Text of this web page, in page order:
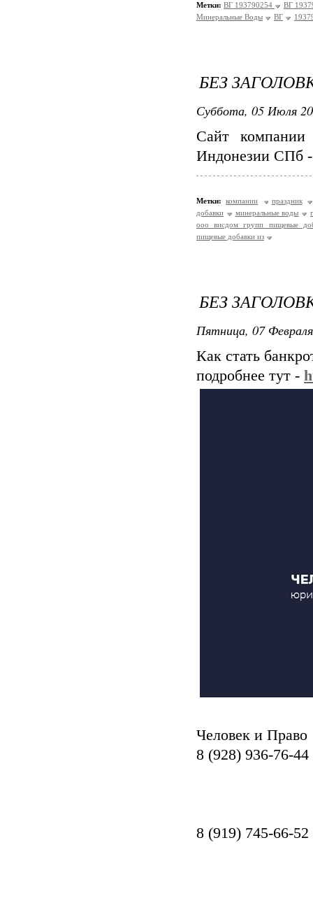
Метки: ВГ 193790254
ВГ
Минеральные Воды
ВГ
БЕЗ
Суббота, 05 Июля
Сайт
Индонезии СПб
Метки: компании
праздник
добавки
минеральные воды
ооо висдом групп пищевые
пищевые добавки из
БЕЗ
Пятница, 07
Как стать
подробнее тут -
Человек и Право
8 (928) 936-76-44
8 (919) 745-66-52